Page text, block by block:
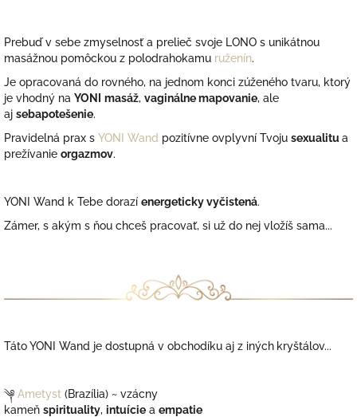
Prebuď v sebe zmyselnosť a prelieč svoje LONO s unikátnou
masážnou pomôckou z polodrahokamu ruženín.
Je opracovaná do rovného, na jednom konci zúženého tvaru, ktorý
je vhodný na YONI masáž, vaginálne mapovanie, ale
aj sebapotešenie.
Pravidelná prax s YONI Wand pozitívne ovplyvní Tvoju sexualitu a
prežívanie orgazmov.
YONI Wand k Tebe dorazí energeticky vyčistená.
Zámer, s akým s ňou chceš pracovať, si už do nej vložíš sama...
Táto YONI Wand je dostupná v obchodíku aj z iných kryštálov...
༆ Ametyst (Brazília) ~ vzácny
kameň spirituality, intuície a empatie